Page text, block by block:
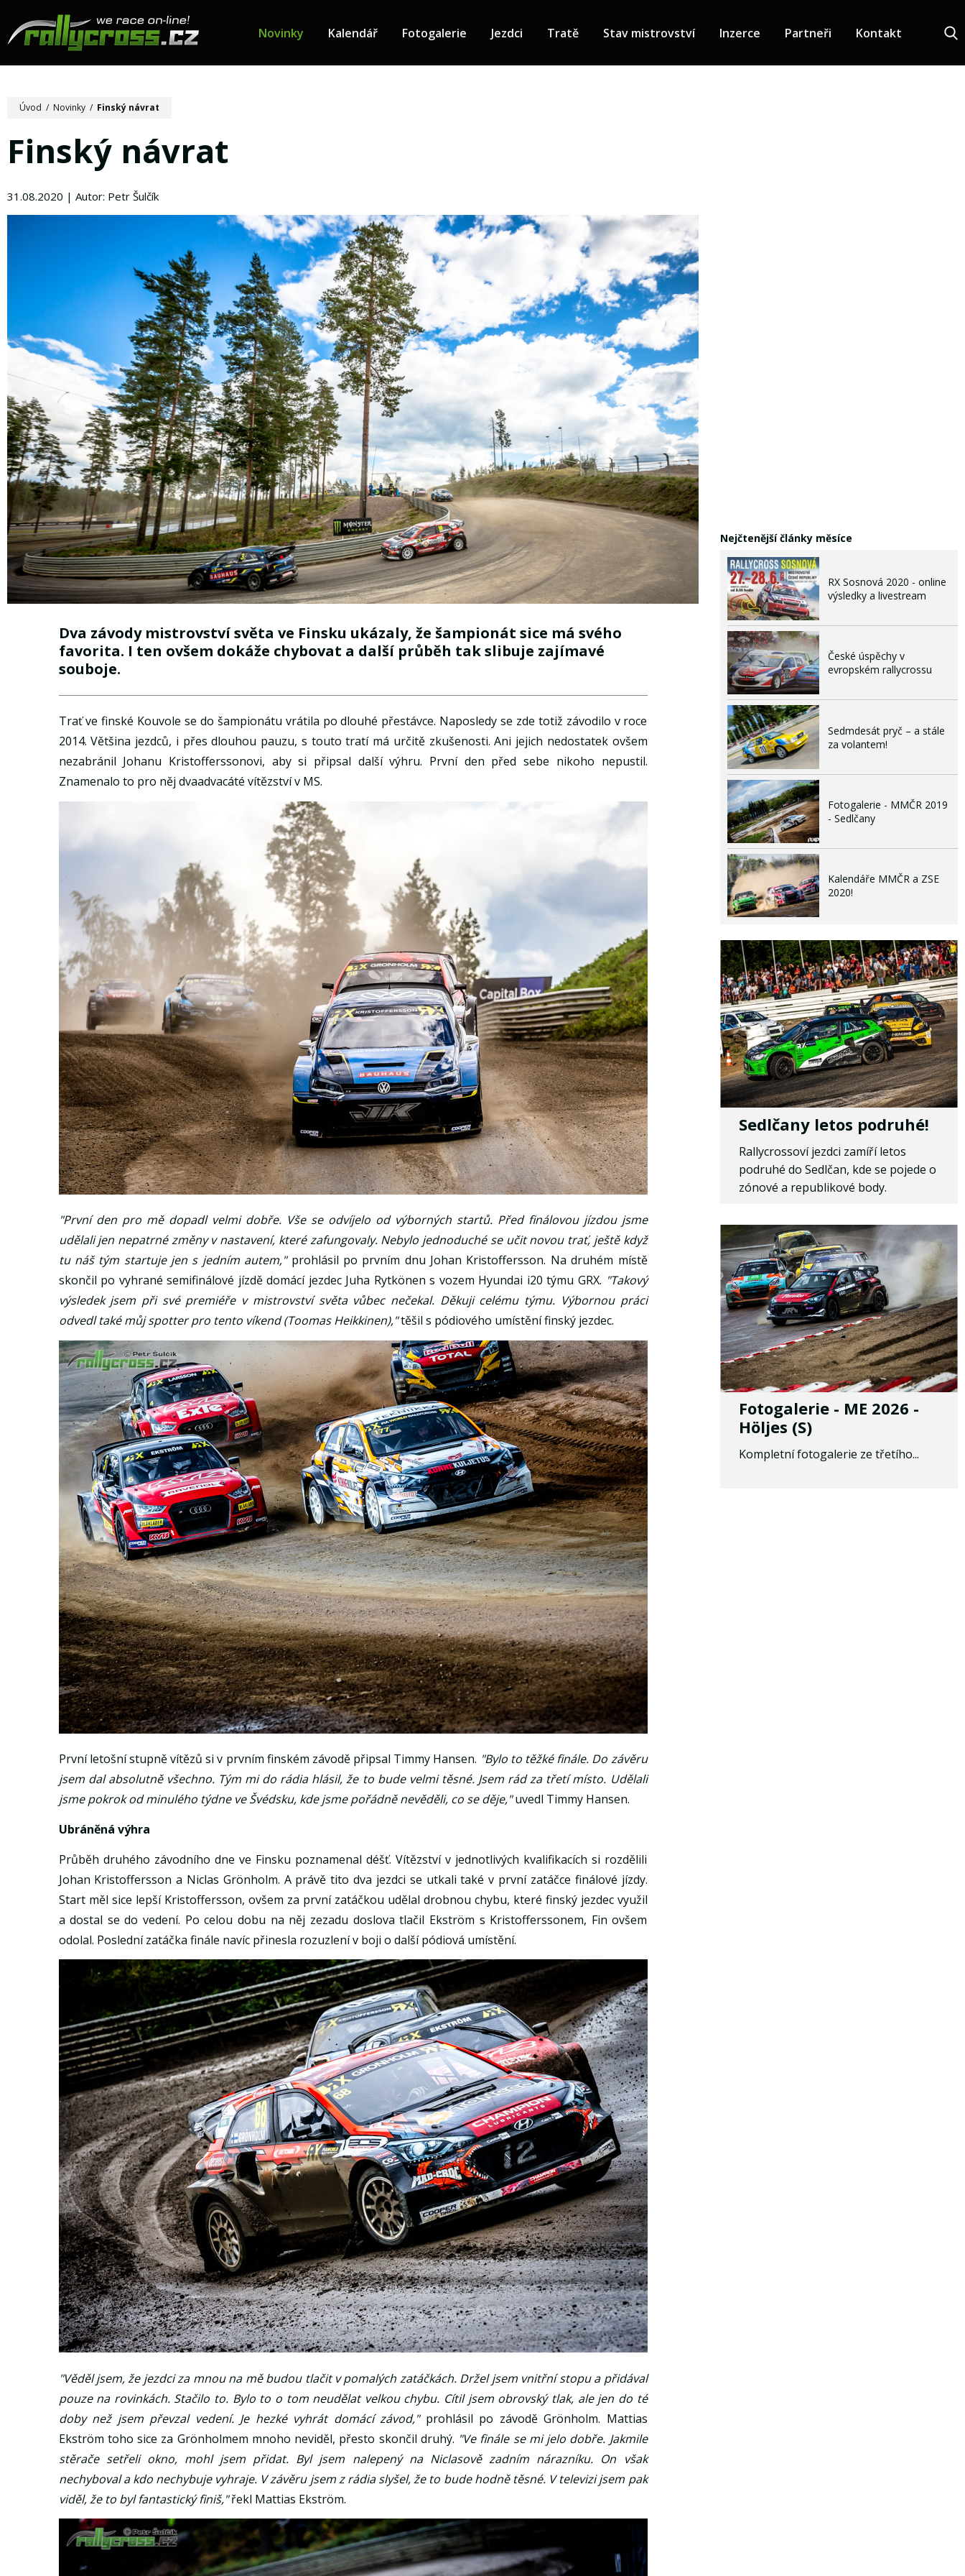
Novinky Kalendář Fotogalerie Jezdci Tratě Stav mistrovství Inzerce Partneři Kontakt
Úvod / Novinky / Finský návrat
Finský návrat
31.08.2020 | Autor: Petr Šulčík
Dva závody mistrovství světa ve Finsku ukázaly, že šampionát sice má svého
favorita. I ten ovšem dokáže chybovat a další průběh tak slibuje zajímavé
souboje.
Trať ve finské Kouvole se do šampionátu vrátila po dlouhé přestávce. Naposledy se zde totiž závodilo v roce
2014. Většina jezdců, i přes dlouhou pauzu, s touto tratí má určitě zkušenosti. Ani jejich nedostatek ovšem
nezabránil Johanu Kristofferssonovi, aby si připsal další výhru. První den před sebe nikoho nepustil.
Znamenalo to pro něj dvaadvacáté vítězství v MS.
"První den pro mě dopadl velmi dobře. Vše se odvíjelo od výborných startů. Před finálovou jízdou jsme
udělali jen nepatrné změny v nastavení, které zafungovaly. Nebylo jednoduché se učit novou trať, ještě když
tu náš tým startuje jen s jedním autem," prohlásil po prvním dnu Johan Kristoffersson. Na druhém místě
skončil po vyhrané semifinálové jízdě domácí jezdec Juha Rytkönen s vozem Hyundai i20 týmu GRX. "Takový
výsledek jsem při své premiéře v mistrovství světa vůbec nečekal. Děkuji celému týmu. Výbornou práci
odvedl také můj spotter pro tento víkend (Toomas Heikkinen),"těšil s pódiového umístění finský jezdec.
První letošní stupně vítězů si v prvním finském závodě připsal Timmy Hansen. "Bylo to těžké finále. Do závěru
jsem dal absolutně všechno. Tým mi do rádia hlásil, že to bude velmi těsné. Jsem rád za třetí místo. Udělali
jsme pokrok od minulého týdne ve Švédsku, kde jsme pořádně nevěděli, co se děje,"uvedl Timmy Hansen.
Ubráněná výhra
Průběh druhého závodního dne ve Finsku poznamenal déšť. Vítězství v jednotlivých kvalifikacích si rozdělili
Johan Kristoffersson a Niclas Grönholm. A právě tito dva jezdci se utkali také v první zatáčce finálové jízdy.
Start měl sice lepší Kristoffersson, ovšem za první zatáčkou udělal drobnou chybu, které finský jezdec využil
a dostal se do vedení. Po celou dobu na něj zezadu doslova tlačil Ekström s Kristofferssonem, Fin ovšem
odolal. Poslední zatáčka finále navíc přinesla rozuzlení v boji o další pódiová umístění.
"Věděl jsem, že jezdci za mnou na mě budou tlačit v pomalých zatáčkách. Držel jsem vnitřní stopu a přidával
pouze na rovinkách. Stačilo to. Bylo to o tom neudělat velkou chybu. Cítil jsem obrovský tlak, ale jen do té
doby než jsem převzal vedení. Je hezké vyhrát domácí závod,"prohlásil po závodě Grönholm. Mattias
Ekström toho sice za Grönholmem mnoho neviděl, přesto skončil druhý. "Ve finále se mi jelo dobře. Jakmile
stěrače setřeli okno, mohl jsem přidat. Byl jsem nalepený na Niclasově zadním nárazníku. On však
nechyboval a kdo nechybuje vyhraje. V závěru jsem z rádia slyšel, že to bude hodně těsné. V televizi jsem pak
viděl, že to byl fantastický finiš,"řekl Mattias Ekström.
Nejčtenější články měsíce
RX Sosnová 2020 - online
výsledky a livestream
České úspěchy v
evropském rallycrossu
Sedmdesát pryč – a stále
za volantem!
Fotogalerie - MMČR 2019
- Sedlčany
Kalendáře MMČR a ZSE
2020!
Sedlčany letos podruhé!
Rallycrossoví jezdci zamíří letos
podruhé do Sedlčan, kde se pojede o
zónové a republikové body.
Fotogalerie - ME 2026 -
Höljes (S)
Kompletní fotogalerie ze třetího...